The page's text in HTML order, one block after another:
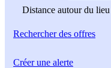
Distance autour du
Rechercherdes offres
Créer une alerte